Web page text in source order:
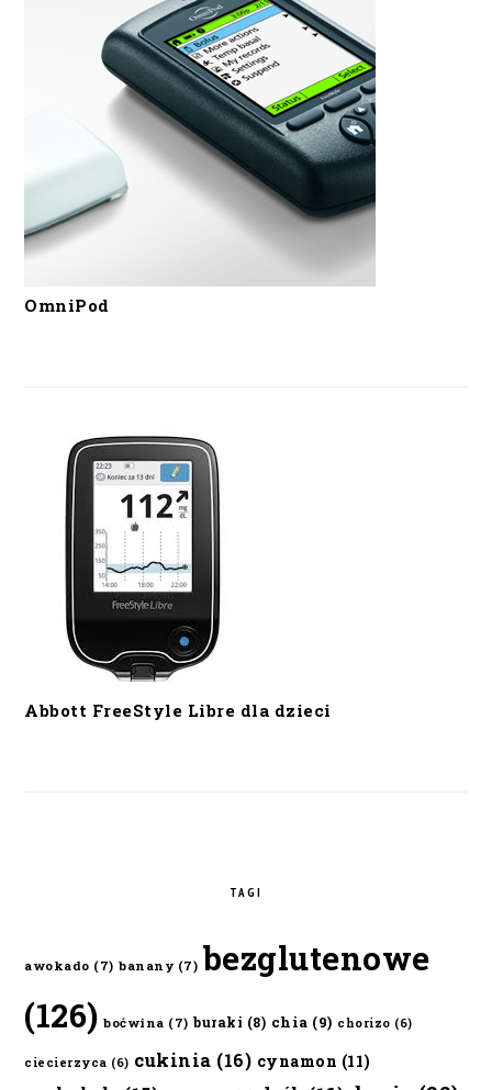
OmniPod
Abbott FreeStyle Libre dla dzieci
TAGI
awokado (7) banany (7) bezglutenowe
(126) boćwina (7) buraki (8) chia (9) chorizo (6)
ciecierzyca (6) cukinia (16) cynamon (11)